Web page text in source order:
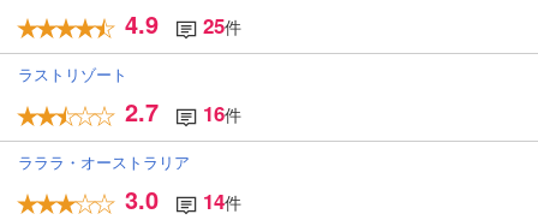
4.9 25件
ラストリゾート
2.7 16件
ラララ・オーストラリア
3.0 14件